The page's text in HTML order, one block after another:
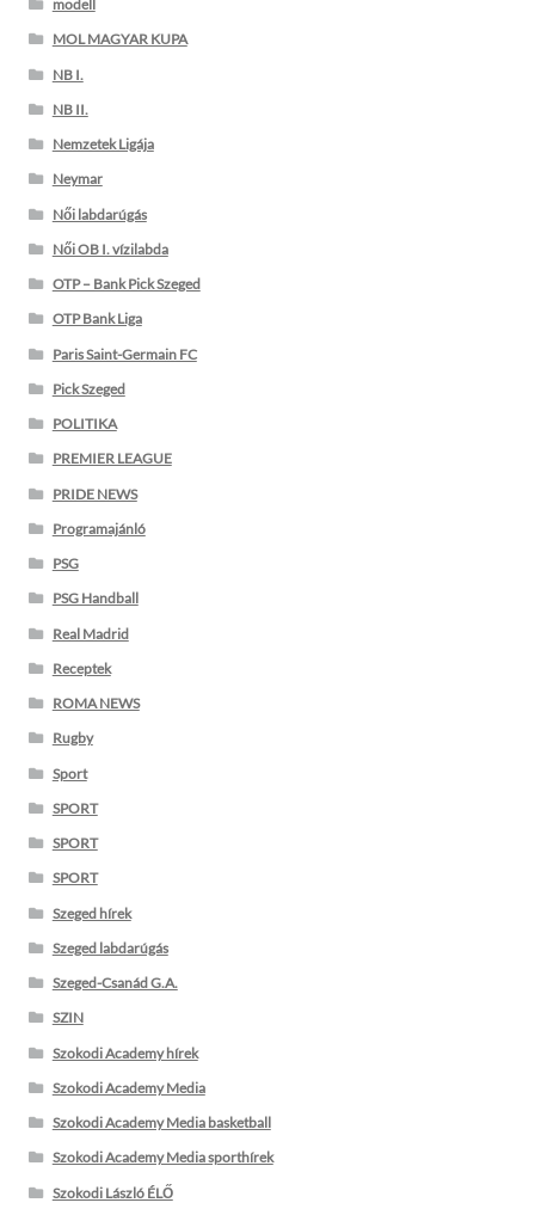
modell
MOL MAGYAR KUPA
NB I.
NB II.
Nemzetek Ligája
Neymar
Női labdarúgás
Női OB I. vízilabda
OTP – Bank Pick Szeged
OTP Bank Liga
Paris Saint-Germain FC
Pick Szeged
POLITIKA
PREMIER LEAGUE
PRIDE NEWS
Programajánló
PSG
PSG Handball
Real Madrid
Receptek
ROMA NEWS
Rugby
Sport
SPORT
SPORT
SPORT
Szeged hírek
Szeged labdarúgás
Szeged-Csanád G.A.
SZIN
Szokodi Academy hírek
Szokodi Academy Media
Szokodi Academy Media basketball
Szokodi Academy Media sporthírek
Szokodi László ÉLŐ